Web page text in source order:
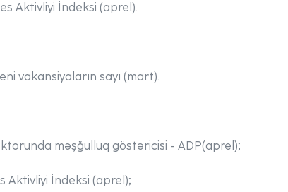
Aktivliyi İndeksi (aprel).
vakansiyaların sayı (mart).
məşğulluq göstəricisi - ADP(aprel);
Aktivliyi İndeksi (aprel);